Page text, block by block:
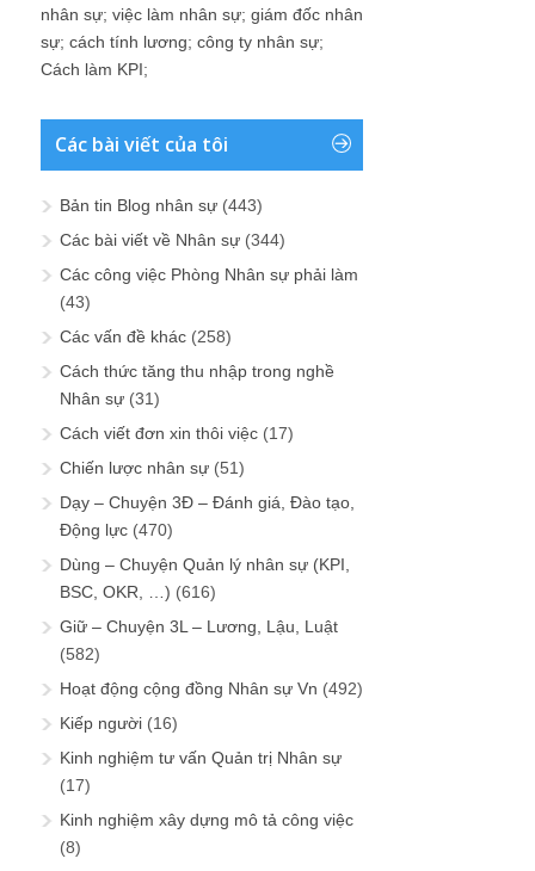
nhân sự; việc làm nhân sự; giám đốc nhân
sự; cách tính lương; công ty nhân sự;
Cách làm KPI;
Các bài viết của tôi
Bản tin Blog nhân sự (443)
Các bài viết về Nhân sự (344)
Các công việc Phòng Nhân sự phải làm
(43)
Các vấn đề khác (258)
Cách thức tăng thu nhập trong nghề
Nhân sự (31)
Cách viết đơn xin thôi việc (17)
Chiến lược nhân sự (51)
Dạy – Chuyện 3Đ – Đánh giá, Đào tạo,
Động lực (470)
Dùng – Chuyện Quản lý nhân sự (KPI,
BSC, OKR, …) (616)
Giữ – Chuyện 3L – Lương, Lậu, Luật
(582)
Hoạt động cộng đồng Nhân sự Vn (492)
Kiếp người (16)
Kinh nghiệm tư vấn Quản trị Nhân sự
(17)
Kinh nghiệm xây dựng mô tả công việc
(8)